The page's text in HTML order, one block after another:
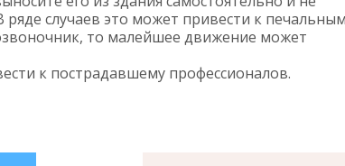
случаев это может привести к печальным
то малейшее движение может
к пострадавшему профессионалов.